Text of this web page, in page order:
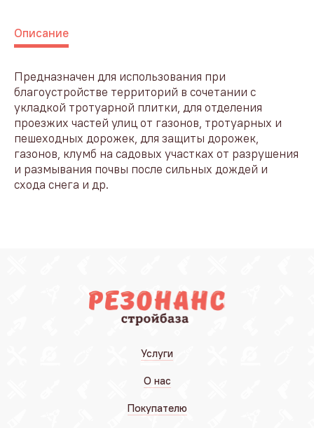
Описание
Предназначен для использования при
благоустройстве территорий в сочетании с
укладкой тротуарной плитки, для отделения
проезжих частей улиц от газонов, тротуарных и
пешеходных дорожек, для защиты дорожек,
газонов, клумб на садовых участках от разрушения
и размывания почвы после сильных дождей и
схода снега и др.
Услуги
О нас
Покупателю